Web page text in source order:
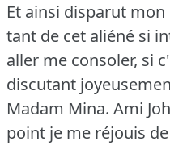
Et ainsi disparut
tant de cet aliéné si
aller me consoler, si
discutant
Madam Mina. Ami
point je me réjouis